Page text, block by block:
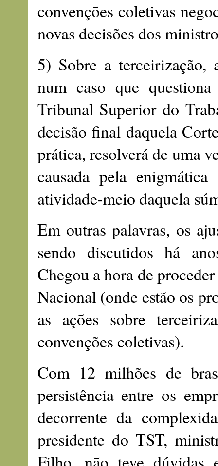
convenções coletivas
novas decisões dos
5) Sobre a terceirização,
num caso que
Tribunal Superior do
decisão final daquela
prática, resolverá de uma
causada pela
atividade-meio daquela
Em outras palavras, os
sendo discutidos há
Chegou a hora de
Nacional (onde estão os
as ações sobre
convenções coletivas).
Com 12 milhões de
persistência entre os
decorrente da
presidente do TST,